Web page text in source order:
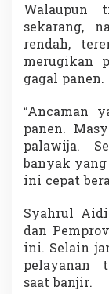
Walaupun
sekarang,
rendah,
merugikan
gagal panen.
“Ancaman
panen.
palawija.
banyak
ini cepat
Syahrul
dan
ini. Selain
pelayanan
saat banjir.